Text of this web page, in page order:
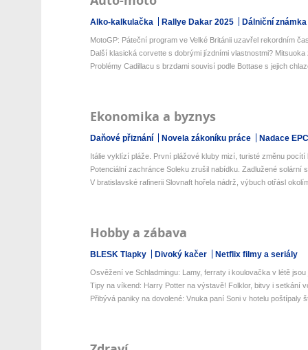
Alko-kalkulačka Rallye Dakar 2025 Dálniční známka
MotoGP: Páteční program ve Velké Británii uzavřel rekordním
Další klasická corvette s dobrými jízdními vlastnostmi? Mitsuoka
Problémy Cadillacu s brzdami souvisí podle Bottase s jejich
Ekonomika a byznys
Daňové přiznání Novela zákoníku práce Nadace
Itálie vyklízí pláže. První plážové kluby mizí, turisté změnu pocítí
Potenciální zachránce Soleku zrušil nabídku. Zadlužené solární
V bratislavské rafinerii Slovnaft hořela nádrž, výbuch otřásl
Hobby a zábava
BLESK Tlapky Divoký kačer Netflix filmy a seriály
Osvěžení ve Schladmingu: Lamy, ferraty i koulovačka v létě jsou
Tipy na víkend: Harry Potter na výstavě! Folklor, bitvy i setkání
Přibývá paniky na dovolené: Vnuka paní Soni v hotelu poštípaly